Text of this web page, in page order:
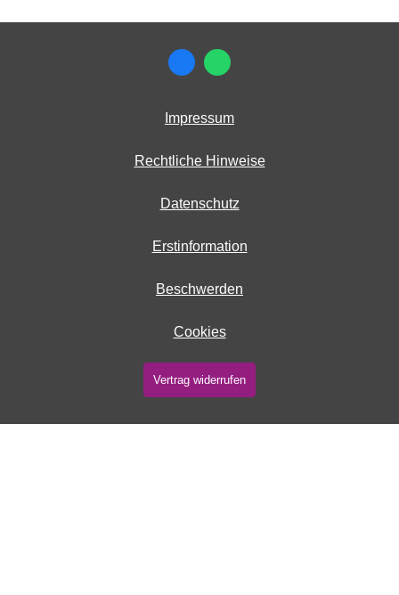
Impressum
Rechtliche Hinweise
Datenschutz
Erstinformation
Beschwerden
Cookies
Vertrag widerrufen